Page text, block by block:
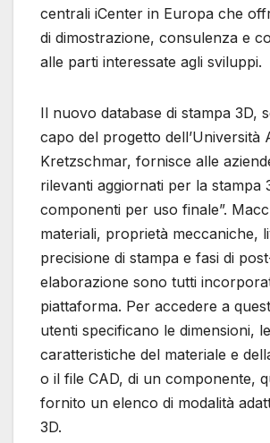
centrali iCenter in Europa che
di dimostrazione, consulenza e
alle parti interessate agli sviluppi.
Il nuovo database di stampa 3D,
capo del progetto dell’Università
Kretzschmar, fornisce alle
rilevanti aggiornati per la stampa
componenti per uso finale”.
materiali, proprietà meccaniche,
precisione di stampa e fasi di
elaborazione sono tutti
piattaforma. Per accedere a
utenti specificano le dimensioni, le
caratteristiche del materiale e
o il file CAD, di un componente,
fornito un elenco di modalità
3D.